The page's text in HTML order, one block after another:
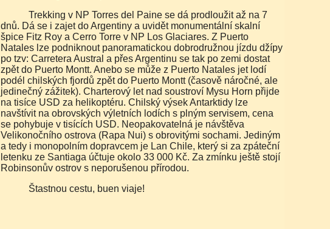
Trekking v NP Torres del Paine se dá prodloužit až na 7
dnů. Dá se i zajet do Argentiny a uvidět monumentální skalní
špice Fitz Roy a Cerro Torre v NP Los Glaciares. Z Puerto
Natales lze podniknout panoramatickou dobrodružnou jízdu džípy
po tzv: Carretera Austral a přes Argentinu se tak po zemi dostat
zpět do Puerto Montt. Anebo se může z Puerto Natales jet lodí
podél chilských fjordů zpět do Puerto Montt (časově náročné, ale
jedinečný zážitek). Charterový let nad soustroví Mysu Horn přijde
na tisíce USD za helikoptéru. Chilský výsek Antarktidy lze
navštívit na obrovských výletních lodích s plným servisem, cena
se pohybuje v tisících USD. Neopakovatelná je návštěva
Velikonočního ostrova (Rapa Nui) s obrovitými sochami. Jediným
a tedy i monopolním dopravcem je Lan Chile, který si za zpáteční
letenku ze Santiaga účtuje okolo 33 000 Kč. Za zmínku ještě stojí
Robinsonův ostrov s neporušenou přírodou.
Štastnou cestu, buen viaje!